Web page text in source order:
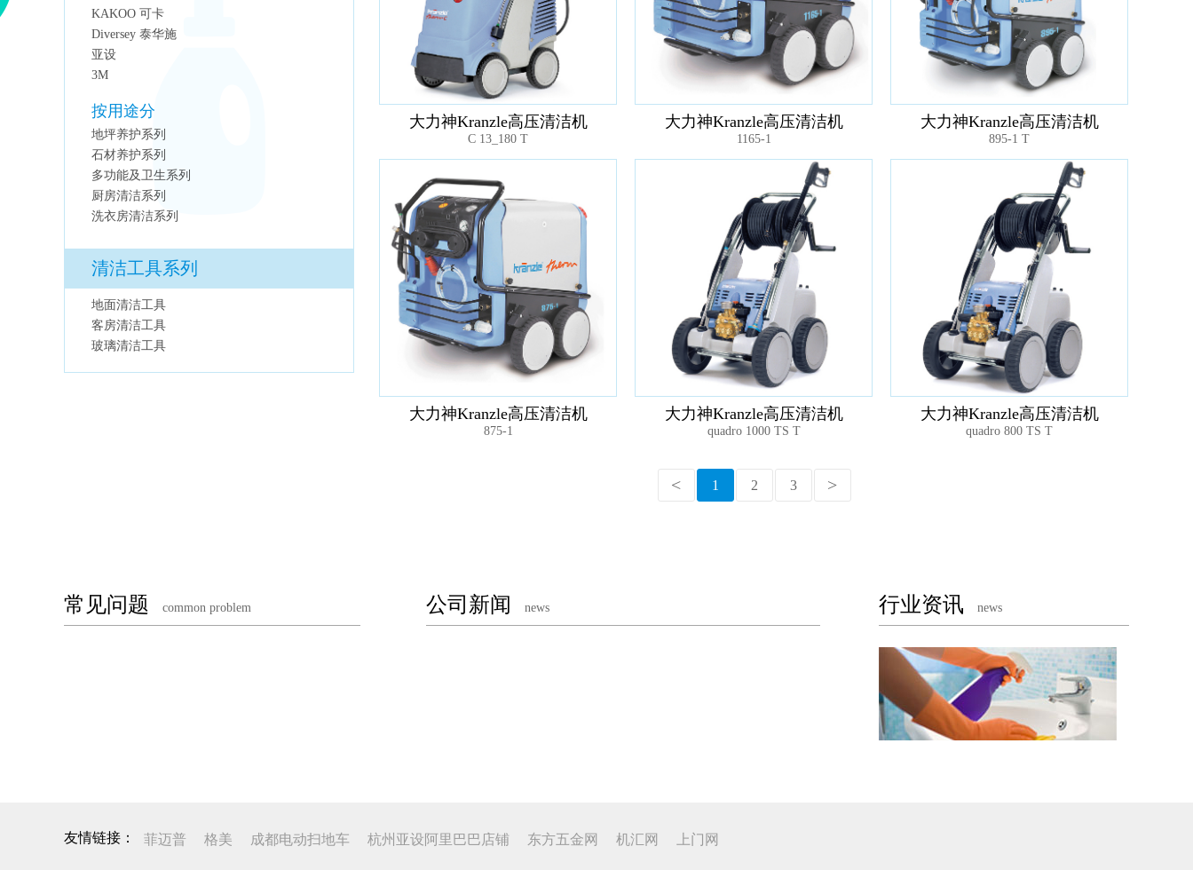
KAKOO 可卡
Diversey 泰华施
亚设
3M
按用途分
地坪养护系列
石材养护系列
多功能及卫生系列
厨房清洁系列
洗衣房清洁系列
清洁工具系列
地面清洁工具
客房清洁工具
玻璃清洁工具
大力神Kranzle高压清洁机
C 13_180 T
大力神Kranzle高压清洁机
1165-1
大力神Kranzle高压清洁机
895-1 T
大力神Kranzle高压清洁机
875-1
大力神Kranzle高压清洁机
quadro 1000 TS T
大力神Kranzle高压清洁机
quadro 800 TS T
1 2 3
常见问题 common problem 公司新闻 news 行业资讯 news
菲迈普 格美 成都电动扫地车 杭州亚设阿里巴巴店铺 东方五金网 机汇网 上门网